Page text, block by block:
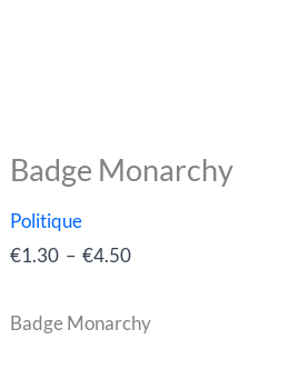
Badge Monarchy
Politique
€1.30 – €4.50
Plage
€4.50
Badge Monarchy
quantité
Badge